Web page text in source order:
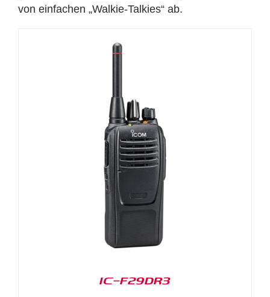
von einfachen „Walkie-Talkies“ ab.
IC-F29DR3